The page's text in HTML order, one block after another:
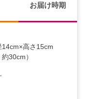
お届け時期
14cm×高さ15cm
30cm）